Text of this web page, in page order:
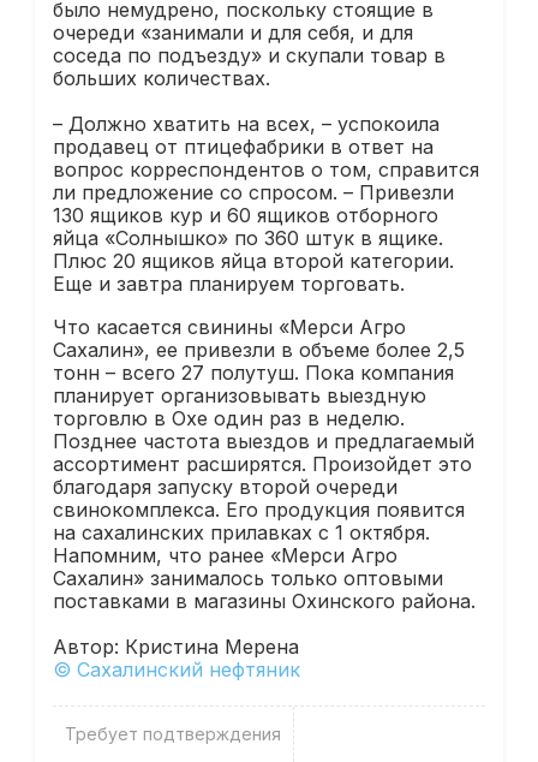
было немудрено, поскольку стоящие в
очереди «занимали и для себя, и для
соседа по подъезду» и скупали товар в
больших количествах.
– Должно хватить на всех, – успокоила
продавец от птицефабрики в ответ на
вопрос корреспондентов о том, справится
ли предложение со спросом. – Привезли
130 ящиков кур и 60 ящиков отборного
яйца «Солнышко» по 360 штук в ящике.
Плюс 20 ящиков яйца второй категории.
Еще и завтра планируем торговать.
Что касается свинины «Мерси Агро
Сахалин», ее привезли в объеме более 2,5
тонн – всего 27 полутуш. Пока компания
планирует организовывать выездную
торговлю в Охе один раз в неделю.
Позднее частота выездов и предлагаемый
ассортимент расширятся. Произойдет это
благодаря запуску второй очереди
свинокомплекса. Его продукция появится
на сахалинских прилавках с 1 октября.
Напомним, что ранее «Мерси Агро
Сахалин» занималось только оптовыми
поставками в магазины Охинского района.
Автор: Кристина Мерена
© Сахалинский нефтяник
Требует подтверждения